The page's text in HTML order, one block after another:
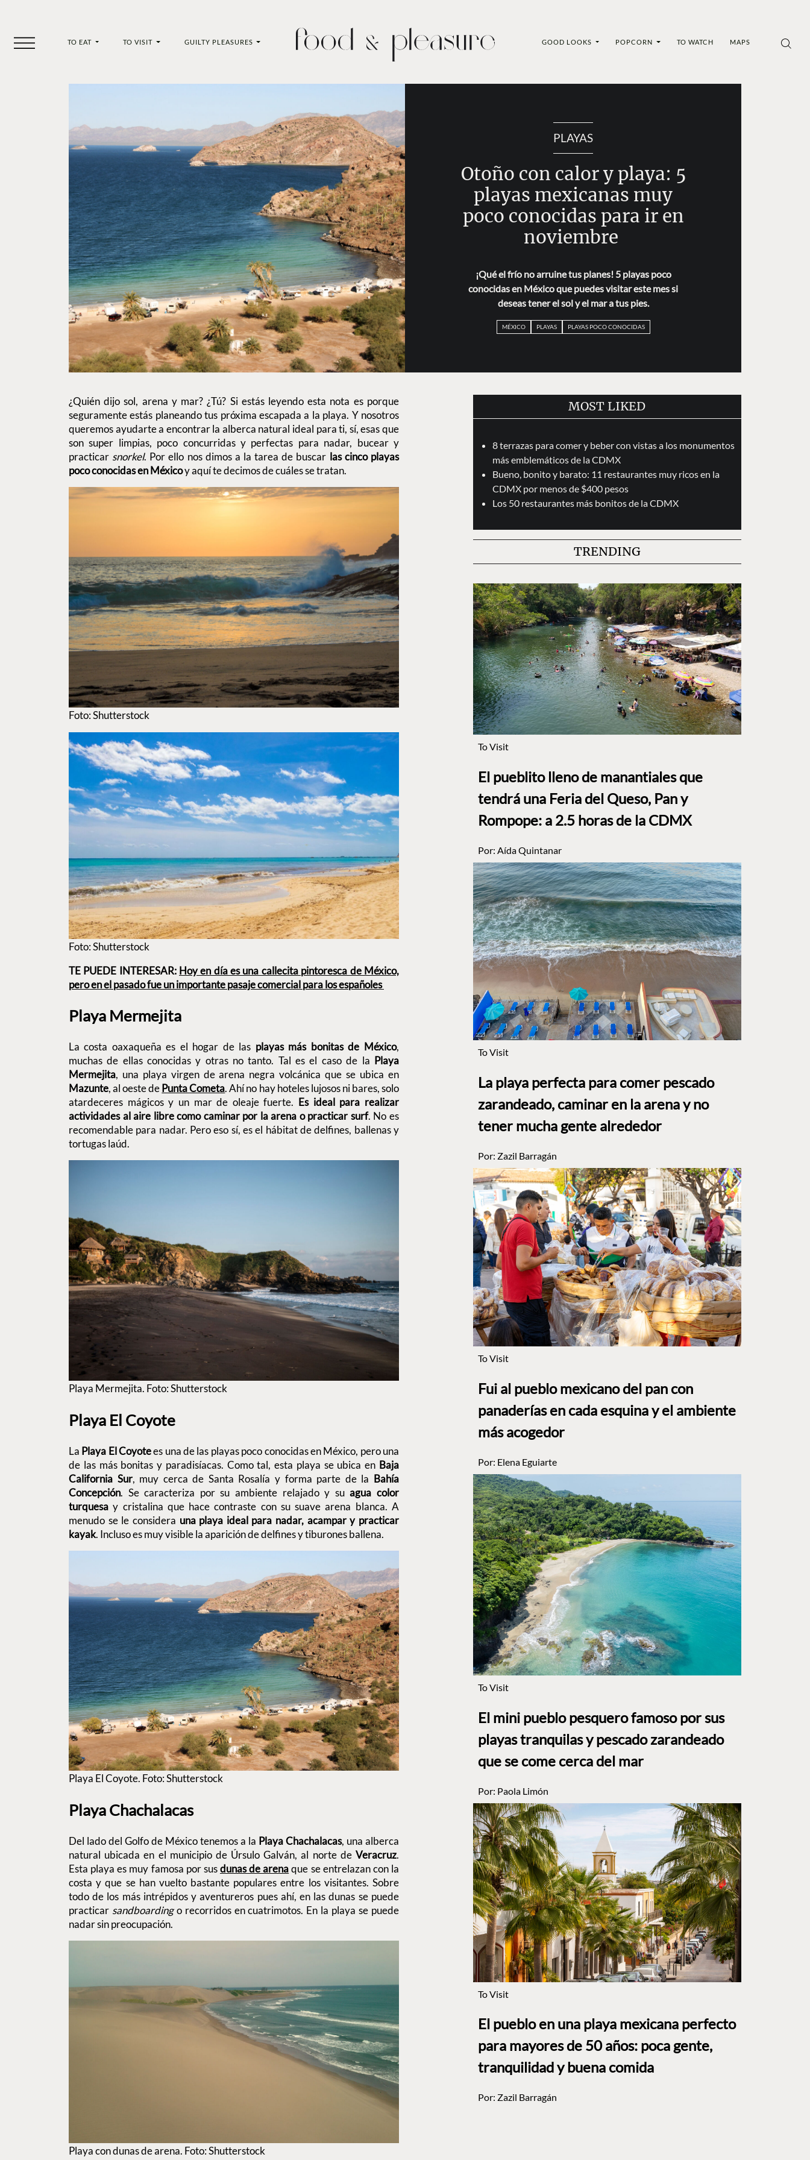
TO EAT TO VISIT GUILTY PLEASURES GOOD LOOKS POPCORN TO WATCH MAPS
PLAYAS
Otoño con calor y playa: 5
playas mexicanas muy
poco conocidas para ir en
noviembre
¡Qué el frío no arruine tus planes! 5 playas poco
conocidas en México que puedes visitar este mes si
deseas tener el sol y el mar a tus pies.
MÉXICO PLAYAS PLAYAS POCO CONOCIDAS
¿Quién dijo sol, arena y mar? ¿Tú? Si estás leyendo esta nota es porque
seguramente estás planeando tus próxima escapada a la playa. Y nosotros
queremos ayudarte a encontrar la alberca natural ideal para ti, sí, esas que
son super limpias, poco concurridas y perfectas para nadar, bucear y
practicar snorkel. Por ello nos dimos a la tarea de buscar las cinco playas
poco conocidas en Méxicoy aquí te decimos de cuáles se tratan.
Foto: Shutterstock
Foto: Shutterstock
TE PUEDE INTERESAR: Hoy en día es una callecita pintoresca de México,
pero en el pasado fue un importante pasaje comercial para los españoles
Playa Mermejita
La costa oaxaqueña es el hogar de las playas más bonitas de México,
muchas de ellas conocidas y otras no tanto. Tal es el caso de la Playa
Mermejita, una playa virgen de arena negra volcánica que se ubica en
Mazunte, al oeste dePunta Cometa. Ahí no hay hoteles lujosos ni bares, solo
atardeceres mágicos y un mar de oleaje fuerte. Es ideal para realizar
actividades al aire libre como caminar por la arena o practicar surf. No es
recomendable para nadar. Pero eso sí, es el hábitat de delfines, ballenas y
tortugas laúd.
Playa Mermejita. Foto: Shutterstock
Playa El Coyote
La Playa El Coyotees una de las playas poco conocidas en México, pero una
de las más bonitas y paradisíacas. Como tal, esta playa se ubica en Baja
California Sur, muy cerca de Santa Rosalía y forma parte de la Bahía
Concepción. Se caracteriza por su ambiente relajado y suagua color
turquesa y cristalina que hace contraste con su suave arena blanca. A
menudo se le considera una playa ideal para nadar, acampar y practicar
kayak. Incluso es muy visible la aparición de delfines y tiburones ballena.
Playa El Coyote. Foto: Shutterstock
Playa Chachalacas
Del lado del Golfo de México tenemos a la Playa Chachalacas, una alberca
natural ubicada en el municipio de Úrsulo Galván, al norte deVeracruz.
Esta playa es muy famosa por susdunas de arena que se entrelazan con la
costa y que se han vuelto bastante populares entre los visitantes. Sobre
todo de los más intrépidos y aventureros pues ahí, en las dunas se puede
practicar sandboardingo recorridos en cuatrimotos. En la playa se puede
nadar sin preocupación.
Playa con dunas de arena. Foto: Shutterstock
MOST LIKED
8 terrazas para comer y beber con vistas a los monumentos
más emblemáticos de la CDMX
Bueno, bonito y barato: 11 restaurantes muy ricos en la
CDMX por menos de $400 pesos
Los 50 restaurantes más bonitos de la CDMX
TRENDING
To Visit
El pueblito lleno de manantiales que
tendrá una Feria del Queso, Pan y
Rompope: a 2.5 horas de la CDMX
Por: Aída Quintanar
To Visit
La playa perfecta para comer pescado
zarandeado, caminar en la arena y no
tener mucha gente alrededor
Por: Zazil Barragán
To Visit
Fui al pueblo mexicano del pan con
panaderías en cada esquina y el ambiente
más acogedor
Por: Elena Eguiarte
To Visit
El mini pueblo pesquero famoso por sus
playas tranquilas y pescado zarandeado
que se come cerca del mar
Por: Paola Limón
To Visit
El pueblo en una playa mexicana perfecto
para mayores de 50 años: poca gente,
tranquilidad y buena comida
Por: Zazil Barragán